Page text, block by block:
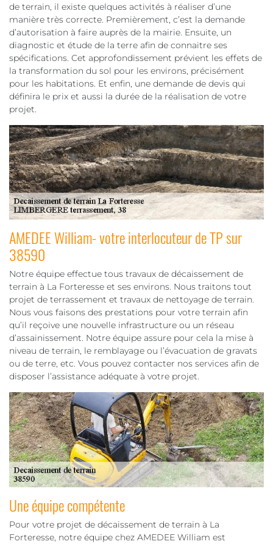
de terrain, il existe quelques activités à réaliser d’une
manière très correcte. Premièrement, c’est la demande
d’autorisation à faire auprès de la mairie. Ensuite, un
diagnostic et étude de la terre afin de connaitre ses
spécifications. Cet approfondissement prévient les effets de
la transformation du sol pour les environs, précisément
pour les habitations. Et enfin, une demande de devis qui
définira le prix et aussi la durée de la réalisation de votre
projet.
AMEDEE William- votre interlocuteur de TP sur
38590
Notre équipe effectue tous travaux de décaissement de
terrain à La Forteresse et ses environs. Nous traitons tout
projet de terrassement et travaux de nettoyage de terrain.
Nous vous faisons des prestations pour votre terrain afin
qu’il reçoive une nouvelle infrastructure ou un réseau
d’assainissement. Notre équipe assure pour cela la mise à
niveau de terrain, le remblayage ou l’évacuation de gravats
ou de terre, etc. Vous pouvez contacter nos services afin de
disposer l’assistance adéquate à votre projet.
Une équipe compétente
Pour votre projet de décaissement de terrain à La
Forteresse, notre équipe chez AMEDEE William est